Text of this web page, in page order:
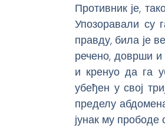
Противник је,
Упозоравали су
правду, била је
речено, доврши
и кренуо да га
убеђен у свој
пределу
јунак му прободе